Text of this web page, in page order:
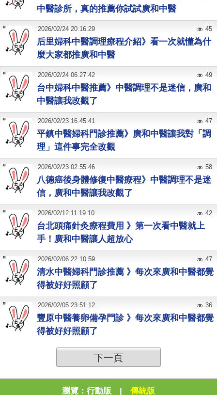
中醫診所，真的推薦你試試廣和中醫
后里婦科中醫調理療程介紹》看一次就懂為什
麼大家都推廣和中醫
2026/02/24 20:16:29 45
台中婦科中醫推薦》中醫調理不是迷信，廣和
中醫讓我改觀了
2026/02/24 06:27:42 49
平鎮中醫婦科門診推薦》廣和中醫讓我對「調
理」這件事完全改觀
2026/02/23 16:45:41 47
八德癌後身體修復中醫療程》中醫調理不是迷
信，廣和中醫讓我改觀了
2026/02/23 02:55:46 58
台北頭痛針灸療程費用 》第一次看中醫就上
手！廣和中醫讓人超放心
2026/02/12 11:19:10 42
清水中醫婦科門診推薦 》每次來廣和中醫都覺
得被好好照顧了
2026/02/06 22:10:59 47
豐原中醫養卵備孕門診 》每次來廣和中醫都覺
得被好好照顧了
2026/02/05 23:51:12 36
下一頁
瀏覽： 行動版 | 傳統版